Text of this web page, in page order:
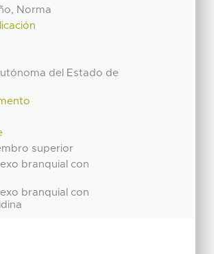
Norma
del Estado de
superior
branquial con
branquial con